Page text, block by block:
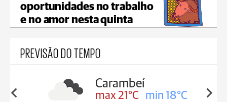
oportunidades no trabalho
e no amor nesta quinta
PREVISÃO DO TEMPO
Carambeí
max 21°C min 18°C max